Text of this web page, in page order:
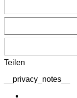
Teilen
__privacy_notes__